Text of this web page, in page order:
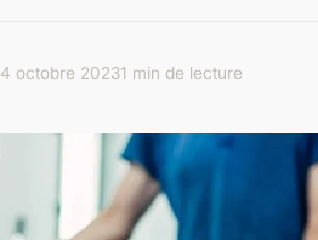
4 octobre 20231 min de lecture